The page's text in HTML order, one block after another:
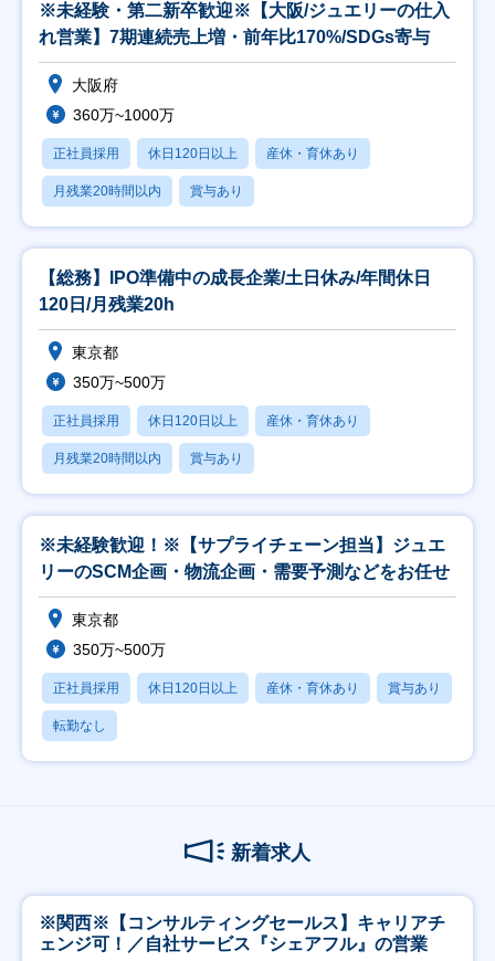
※未経験・第二新卒歓迎※【大阪/ジュエリーの仕入
れ営業】7期連続売上増・前年比170%/SDGs寄与
大阪府
360万~1000万
正社員採用 休日120日以上 産休・育休あり
月残業20時間以内 賞与あり
【総務】IPO準備中の成長企業/土日休み/年間休日
120日/月残業20h
東京都
350万~500万
正社員採用 休日120日以上 産休・育休あり
月残業20時間以内 賞与あり
※未経験歓迎！※【サプライチェーン担当】ジュエ
リーのSCM企画・物流企画・需要予測などをお任せ
東京都
350万~500万
正社員採用 休日120日以上 産休・育休あり 賞与あり
転勤なし
新着求人
※関西※【コンサルティングセールス】キャリアチ
ェンジ可！／自社サービス『シェアフル』の営業